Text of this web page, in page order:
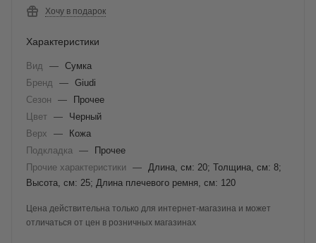
Хочу в подарок
Характеристики
Вид — Сумка
Бренд
— Giudi
Сезон
—
Прочее
Цвет —
Черный
Верх
—
Кожа
Подкладка
—
Прочее
Прочие характеристики
—
Длина, см: 20; Толщина, см: 8;
Высота, см: 25; Длина плечевого ремня, см: 120
Цена действительна только для интернет-магазина и может
отличаться от цен в розничных магазинах